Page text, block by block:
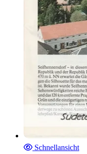
Schnellansicht